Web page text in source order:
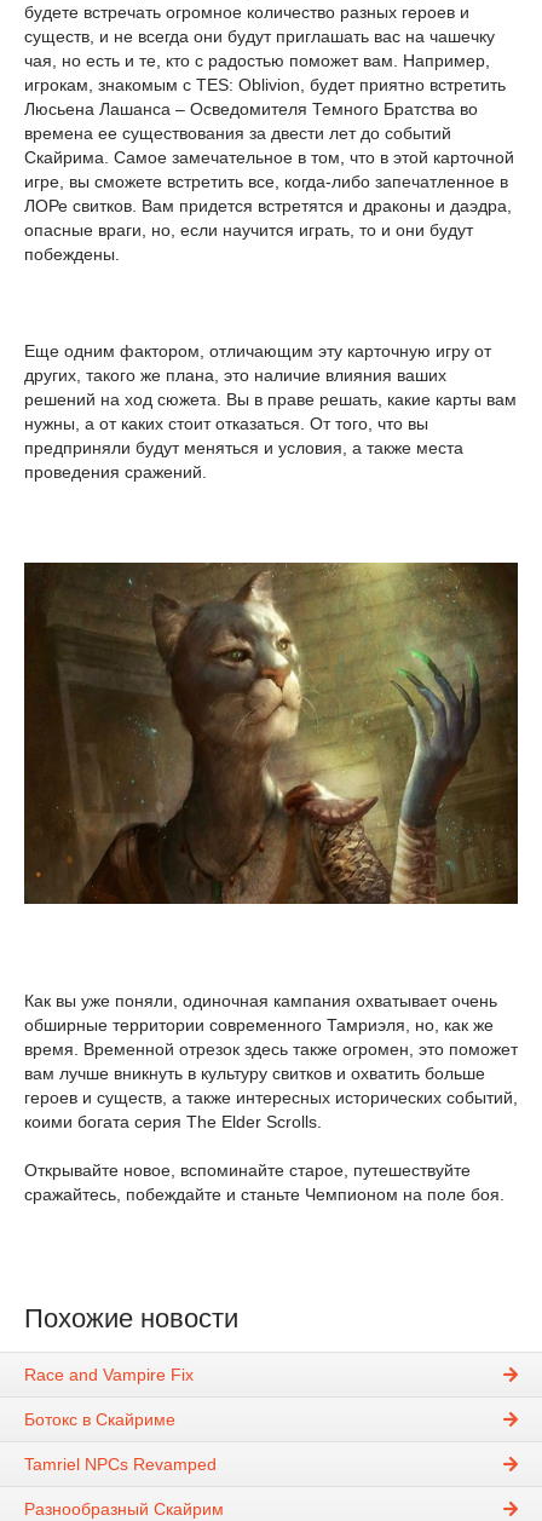
будете встречать огромное количество разных героев и
существ, и не всегда они будут приглашать вас на чашечку
чая, но есть и те, кто с радостью поможет вам. Например,
игрокам, знакомым с TES: Oblivion, будет приятно встретить
Люсьена Лашанса – Осведомителя Темного Братства во
времена ее существования за двести лет до событий
Скайрима. Самое замечательное в том, что в этой карточной
игре, вы сможете встретить все, когда-либо запечатленное в
ЛОРе свитков. Вам придется встретятся и драконы и даэдра,
опасные враги, но, если научится играть, то и они будут
побеждены.
Еще одним фактором, отличающим эту карточную игру от
других, такого же плана, это наличие влияния ваших
решений на ход сюжета. Вы в праве решать, какие карты вам
нужны, а от каких стоит отказаться. От того, что вы
предприняли будут меняться и условия, а также места
проведения сражений.
Как вы уже поняли, одиночная кампания охватывает очень
обширные территории современного Тамриэля, но, как же
время. Временной отрезок здесь также огромен, это поможет
вам лучше вникнуть в культуру свитков и охватить больше
героев и существ, а также интересных исторических событий,
коими богата серия The Elder Scrolls.
Открывайте новое, вспоминайте старое, путешествуйте
сражайтесь, побеждайте и станьте Чемпионом на поле боя.
Похожие новости
Race and Vampire Fix
Ботокс в Скайриме
Tamriel NPCs Revamped
Разнообразный Скайрим